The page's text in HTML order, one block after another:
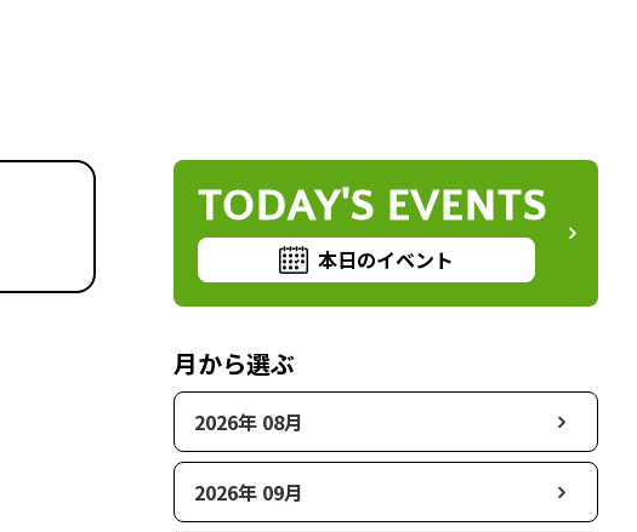
TODAY'S EVENTS
本日のイベント
月から選ぶ
2026年 08月
2026年 09月